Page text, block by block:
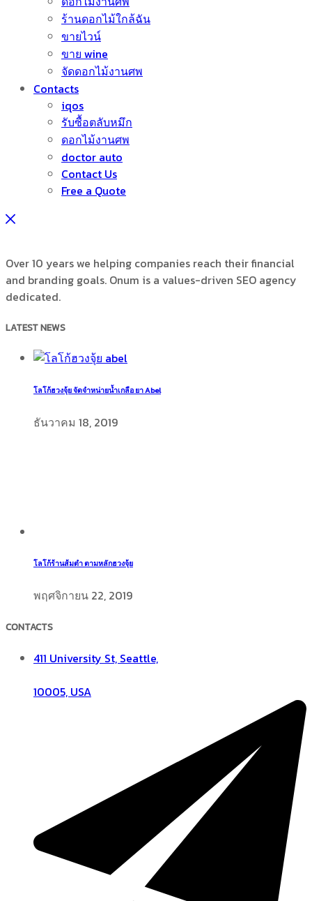
ร้านดอกไม้ใกล้ฉัน
ขายไวน์
ขาย wine
จัดดอกไม้งานศพ
Contacts
iqos
รับซื้อตลับหมึก
ดอกไม้งานศพ
doctor auto
Contact Us
Free a Quote
Over 10 years we helping companies reach their financial
and branding goals. Onum is a values-driven SEO agency
dedicated.
LATEST NEWS
โลโก้ฮวงจุ้ย จัดจำหน่ายน้ำเกลือ ยา Abel
ธันวาคม 18, 2019
โลโก้ร้านส้มตำ ตามหลักฮวงจุ้ย
พฤศจิกายน 22, 2019
CONTACTS
411 University St, Seattle,
10005, USA